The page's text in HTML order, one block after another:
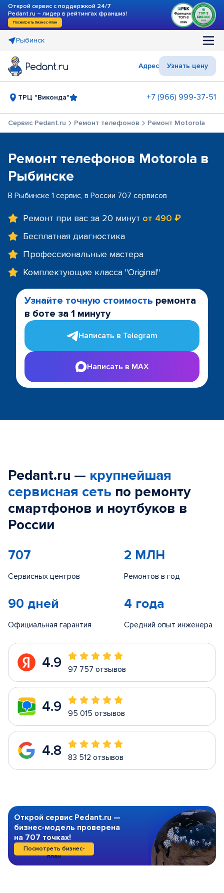
Открой сервис с поддержкой 24/7
Pedant.ru – лидер в рейтингах франшиз!
Посмотреть бизнес-план
Рыбинск
Адрес Узнать цену
ТРЦ "Виконда" +7 (966) 999-37-51
Сервис Pedant.ru Ремонт телефонов Ремонт Motorola
Ремонт телефонов Motorola в
Рыбинске
В Рыбинске 1 сервис, в России 707 сервисов
Ремонт при вас за 20 минут от 490 ₽
Бесплатная диагностика
Профессиональные мастера
Комплектующие класса "Original"
Узнайте точную стоимость ремонта
в боте за 1 минуту
Написать в Telegram
Написать в MAX
Pedant.ru — крупнейшая
сервисная сеть по ремонту
смартфонов и ноутбуков в
России
707
Сервисных центров
2 МЛН
Ремонтов в год
90 дней
Официальная гарантия
4 года
Средний опыт инженера
4.9 97 757 отзывов
4.9 95 015 отзывов
4.8 83 512 отзывов
Открой сервис Pedant.ru —
бизнес-модель проверена
на 707 точках!
Посмотреть бизнес-
план